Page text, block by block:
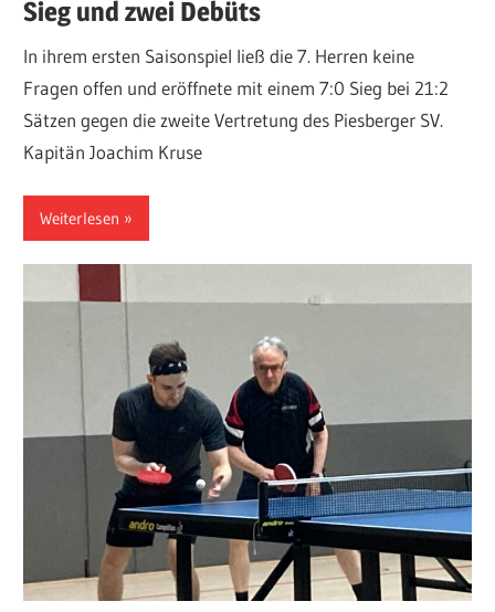
Sieg und zwei Debüts
In ihrem ersten Saisonspiel ließ die 7. Herren keine
Fragen offen und eröffnete mit einem 7:0 Sieg bei 21:2
Sätzen gegen die zweite Vertretung des Piesberger SV.
Kapitän Joachim Kruse
Weiterlesen